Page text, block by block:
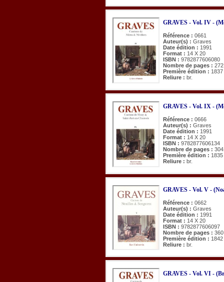
GRAVES - Vol. IV -
Référence : 0661
Auteur(s) : Graves
Date édition : 1991
Format : 14 X 20
ISBN : 9782877606080
Nombre de pages : 272
Première édition : 1837
Reliure : br.
GRAVES - Vol. IX -
Référence : 0666
Auteur(s) : Graves
Date édition : 1991
Format : 14 X 20
ISBN : 9782877606134
Nombre de pages : 304
Première édition : 1835
Reliure : br.
GRAVES - Vol. V -
Référence : 0662
Auteur(s) : Graves
Date édition : 1991
Format : 14 X 20
ISBN : 9782877606097
Nombre de pages : 360
Première édition : 1842
Reliure : br.
GRAVES - Vol. VI -